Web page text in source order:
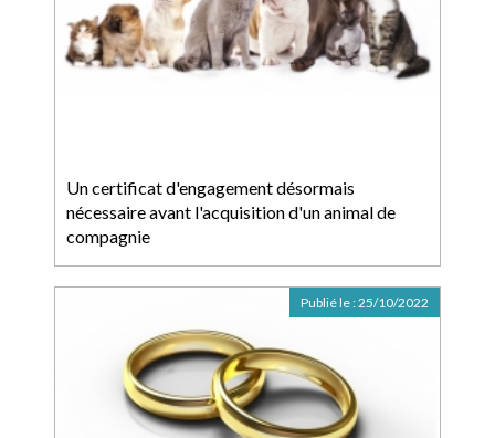
Un certificat d'engagement désormais
nécessaire avant l'acquisition d'un animal de
compagnie
Publié le :25/10/2022